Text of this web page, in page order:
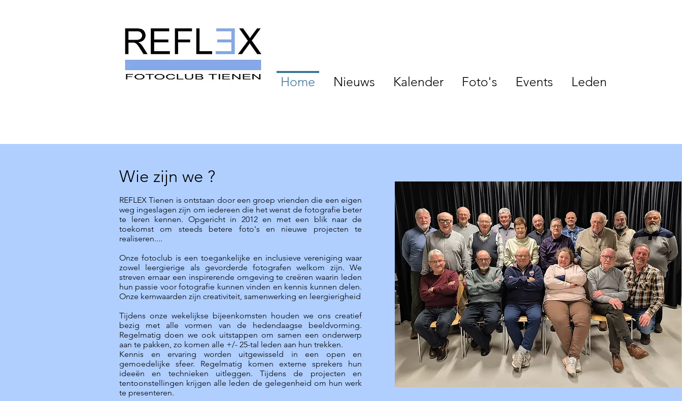
Home Nieuws Kalender Foto's Events Leden
Wie zijn we ?
REFLEX Tienen is ontstaan door een groep vrienden die een eigen
weg ingeslagenzijn om iedereen die het wenst de fotografie beter
te leren kennen. Opgericht in 2012 en met een blik naar de
toekomst om steeds betere foto's en nieuwe projecten te
realiseren....
Onze fotoclub is een toegankelijke en inclusieve vereniging waar
zowel leergierige als gevorderde fotografen welkom zijn. We
streven ernaar een inspirerende omgeving te creëren waarin leden
hun passie voor fotografie kunnen vinden en kennis kunnen delen.
Onze kernwaarden zijn creativiteit, samenwerking en leergierigheid
Tijdens onze wekelijkse bijeenkomsten houden we ons creatief
bezig met alle vormen van de hedendaagse beeldvorming.
Regelmatig doen we ook uitstappen om samen een onderwerp
aan te pakken, zo komen alle +/- 25-tal leden aan hun trekken.
Kennis en ervaring worden uitgewisseld in een open en
gemoedelijke sfeer. Regelmatig komen externe sprekers hun
ideeën en technieken uitleggen. Tijdens de projecten en
tentoonstellingen krijgen alle leden de gelegenheid om hun werk
te presenteren.